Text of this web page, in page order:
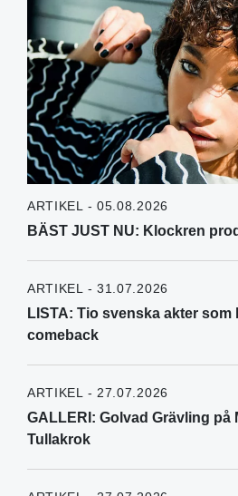
ARTIKEL - 05.08.2026
BÄST JUST NU: Klockren
ARTIKEL - 31.07.2026
LISTA: Tio svenska akter som
comeback
ARTIKEL - 27.07.2026
GALLERI: Golvad Grävling på
Tullakrok